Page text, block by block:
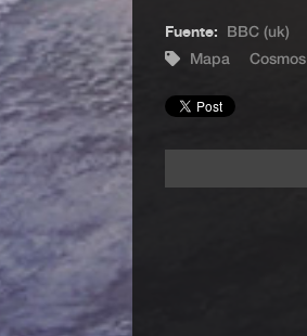
Fuente:
BBC (uk)
Mapa
Cosmos